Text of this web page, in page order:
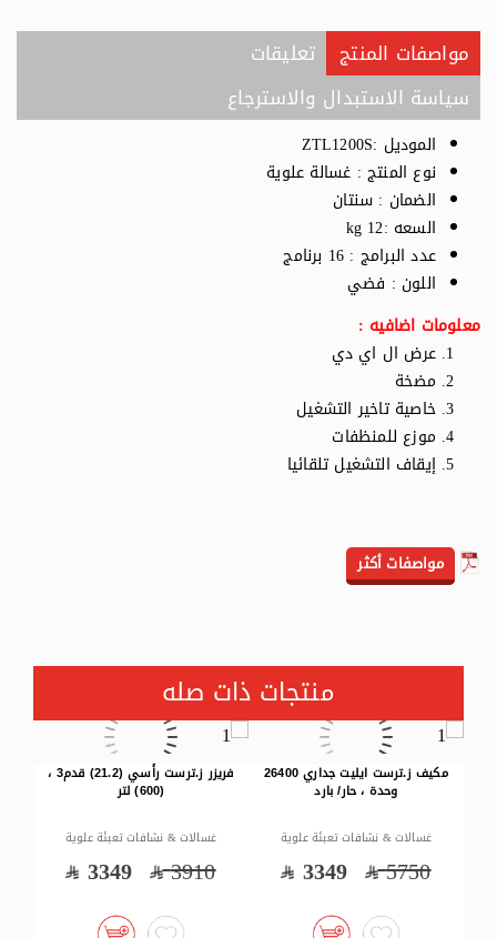
مواصفات المنتج
تعليقات
سياسة الاستبدال والاسترجاع
الموديل :ZTL1200S
نوع المنتج : غسالة علوية
الضمان : سنتان
السعه :12 kg
عدد البرامج : 16 برنامج
اللون : فضي
معلومات اضافيه :
عرض ال اي دي
مضخة
خاصية تاخير التشغيل
موزع للمنظفات
إيقاف التشغيل تلقائيا
مواصفات أكثر
منتجات ذات صله
مكيف ز.ترست ايليت جداري 26400
وحدة ، حار/ بارد
غسالات & نشافات تعبئة علوية
5750
3349
فريزر ز.ترست رأسي (21.2) قدم3 ،
غسالات & نشافات تعبئة علوية
3910
3349